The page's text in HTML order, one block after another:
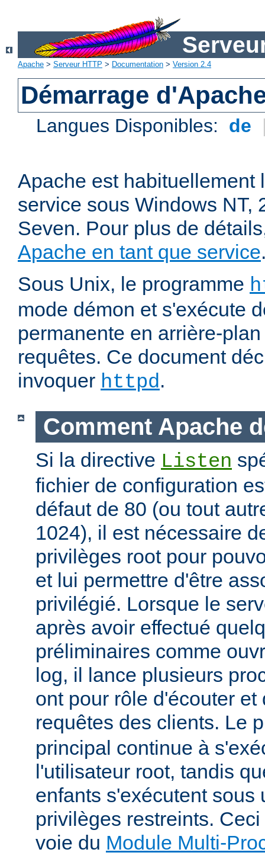
Apache > Serveur HTTP > Documentation > Version 2.4
Démarrage
Langues Disponibles: de
Apache est habituellement
service sous Windows NT,
Seven. Pour plus de
Apache en tant que service
Sous Unix, le programme
mode démon et s'exécute
permanente en arrière-
requêtes. Ce document
invoquer httpd.
Comment Apache
Si la directive Listen
fichier de configuration
défaut de 80 (ou tout
1024), il est nécessaire
privilèges root pour
et lui permettre d'être
privilégié. Lorsque le
après avoir effectué
préliminaires comme
log, il lance plusieurs
ont pour rôle d'écouter et
requêtes des clients. Le
principal continue à
l'utilisateur root, tandis
enfants s'exécutent sous
privilèges restreints.
voie du Module Multi-